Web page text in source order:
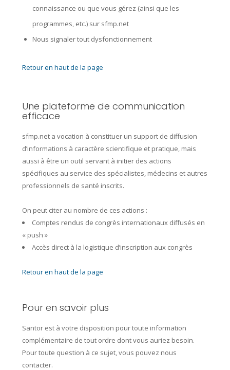
connaissance ou que vous gérez (ainsi que les
programmes, etc.) sur sfmp.net
Nous signaler tout dysfonctionnement
Retour en haut de la page
Une plateforme de communication
efficace
sfmp.neta vocation à constituer un support de diffusion
d’informations à caractère scientifique et pratique, mais
aussi à être un outil servant à initier des actions
spécifiques au service des spécialistes, médecins et autres
professionnels de santé inscrits.
On peut citer au nombre de ces actions :
Comptes rendus de congrès internationaux diffusés en
« push »
Accès direct à la logistique d’inscription aux congrès
Retour en haut de la page
Pour en savoir plus
Santor est à votre disposition pour toute information
complémentaire de tout ordre dont vous auriez besoin.
Pour toute question à ce sujet, vous pouvez nous
contacter.